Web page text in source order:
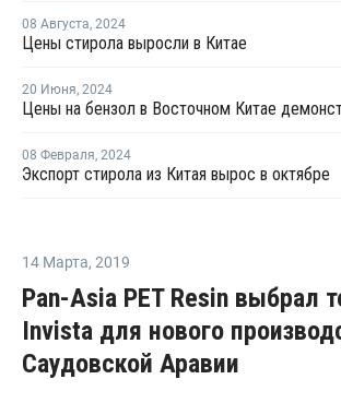
08 Августа, 2024
Цены стирола выросли в Китае
20 Июня, 2024
08 Февраля, 2024
Экспорт стирола из Китая вырос в октябре
14 Марта, 2019
Pan-Asia PET Resin выбрал
Invista для нового
Саудовской Аравии